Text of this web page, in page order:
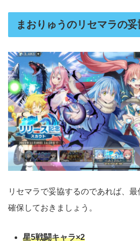
まおりゅうのリセマラの妥
リセマラで妥協するのであれば、
確保しておきましょう。
星5戦闘キャラ×2